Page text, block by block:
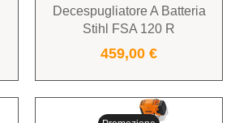
Decespugliatore A Batteria
Stihl FSA 120 R
459,00€